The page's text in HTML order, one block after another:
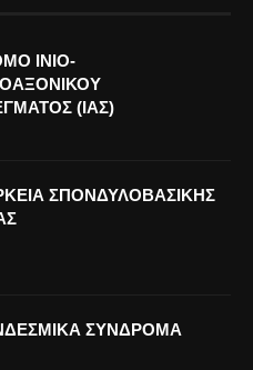
ΙΝΙΟ-
(ΙΑΣ)
ΣΠΟΝΔΥΛΟΒΑΣΙΚΗΣ
ΣΥΝΔΡΟΜΑ